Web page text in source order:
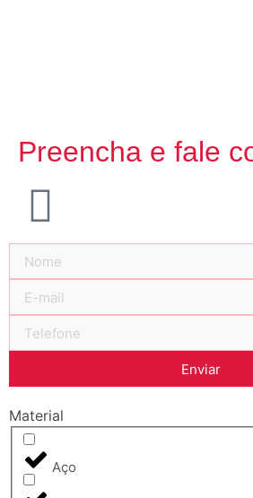
Preencha e fale
Enviar
Material
Aço